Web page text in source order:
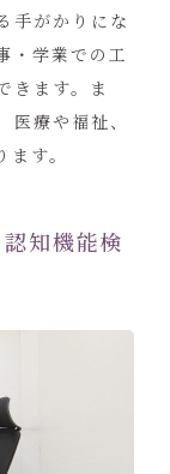
手がかりにな
・学業での工
きます。ま
療や福祉、
す。
知機能検